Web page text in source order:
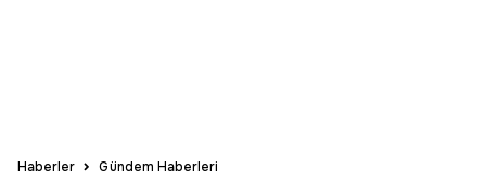
Haberler Gündem Haberleri